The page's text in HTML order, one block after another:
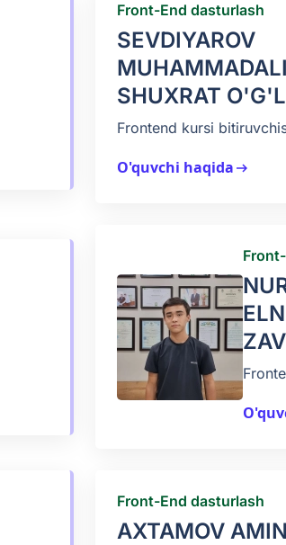
Front-End dasturlash
SEVDIYAROV
MUHAMMADALI
SHUXRAT
Frontend kursi
O'quvchi haqidaarrow_right_alt
Front-End dasturlash
AXTAMOV AMIN